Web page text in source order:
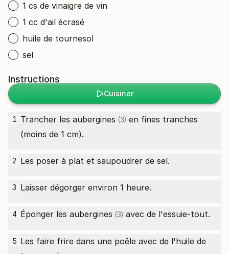
1 cs de vinaigre de vin
1 cc d'ail écrasé
huile de tournesol
sel
Instructions
Cuisiner
1 Trancher les aubergines (3) en fines tranches
(moins de 1 cm).
2 Les poser à plat et saupoudrer de sel.
3 Laisser dégorger environ 1 heure.
4 Éponger les aubergines (3) avec de l'essuie-tout.
5 Les faire frire dans une poêle avec de l'huile de